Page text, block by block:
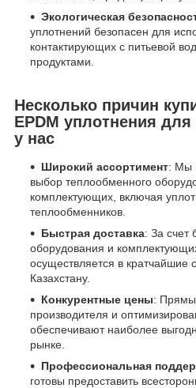
Экологическая
уплотнений безопасен для
контактирующих с питьевой
продуктами.
Несколько причин
EPDM уплотнения
у нас
Широкий ассортимент: Мы
выбор теплообменного
комплектующих, включая
теплообменников.
Быстрая доставка: За счет
оборудования и
осуществляется в кратчайшие
Казахстану.
Конкурентные цены:
производителя и
обеспечивают наиболее
рынке.
Профессиональная
готовы предоставить